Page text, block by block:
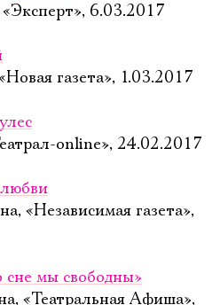
6.03.2017
газета», 1.03.2017
online», 24.02.2017
«Независимая газета»,
сне мы свободны»
«Театральная Афиша»,